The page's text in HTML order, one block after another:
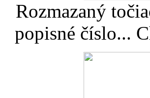
Rozmazaný
popisné číslo...